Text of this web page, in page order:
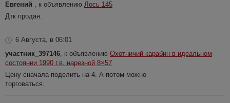
Евгений , к объявлению Лось 145
Дтк продан.
6 Августа, в 06:01
участник_397146, к объявлению Охотничий карабин в идеальном
состоянии 1990 г.в. нарезной 8×57
Цену сначала поделить на 4. А потом можно
торговаться.